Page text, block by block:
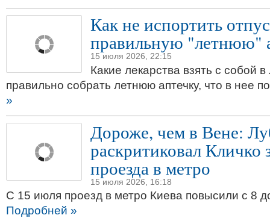
Как не испортить
правильную "летнюю"
15 июля 2026, 22:15
Какие лекарства взять с собой в
правильно собрать летнюю аптечку, что в нее
»
Дороже, чем в Вене:
раскритиковал
проезда в метро
15 июля 2026, 16:18
С 15 июля проезд в метро Киева повысили с 8
Подробней »